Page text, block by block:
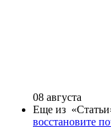
08 августа
Еще из
восстановите